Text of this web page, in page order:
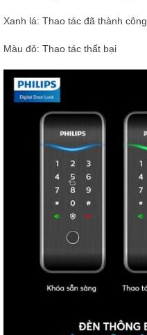
Xanh lá: Thao tác đã thành công
Màu đỏ: Thao tác thất bại